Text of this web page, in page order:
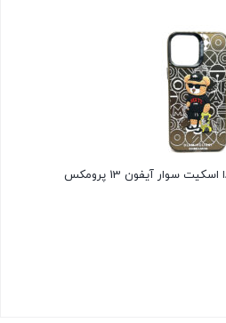
سوار آیفون 13 پرومکس